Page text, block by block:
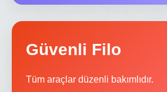
Güvenli Filo
Tüm araçlar düzenli bakımlıdır.